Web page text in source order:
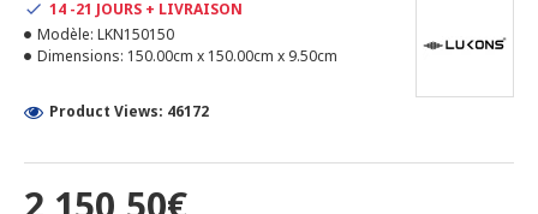
14 -21 JOURS + LIVRAISON
Modèle: LKN150150
Dimensions: 150.00cm x 150.00cm x 9.50cm
Product Views: 46172